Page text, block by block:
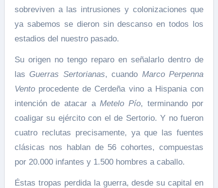
sobreviven a las intrusiones y colonizaciones que
ya sabemos se dieron sin descanso en todos los
estadios del nuestro pasado.
Su origen no tengo reparo en señalarlo dentro de
las Guerras Sertorianas, cuando Marco Perpenna
Ventoprocedente de Cerdeña vino a Hispania con
intención de atacar aMetelo Pío, terminando por
coaligar su ejército con el de Sertorio. Y no fueron
cuatro reclutas precisamente, ya que las fuentes
clásicas nos hablan de 56 cohortes, compuestas
por 20.000 infantes y 1.500 hombres a caballo.
Éstas tropas perdida la guerra, desde su capital en